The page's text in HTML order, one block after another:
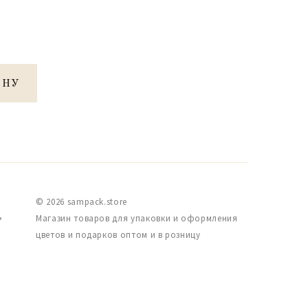
© 2026 sampack.store
Магазин товаров для упаковки и оформления
цветов и подарков оптом и в розницу